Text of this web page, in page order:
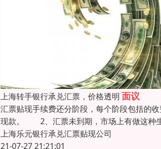
上海转手银行承兑汇票，价格透明 面议
汇票贴现手续费还分阶段，每个阶段包括
现款。 2、汇票未到期，市场上有做这种生
上海乐元银行承兑汇票贴现公司
21-07-27 21:21:01